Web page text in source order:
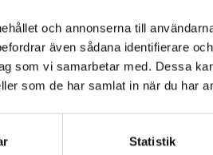
och annonserna till
även sådana identifierare
som vi samarbetar med. Dessa
som de har samlat in när du har
Statistik